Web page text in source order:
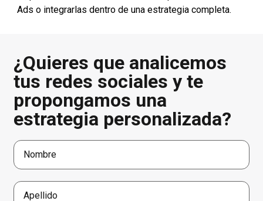
Ads o integrarlas dentro de una estrategia completa.
¿Quieres que analicemos
tus redes sociales y te
propongamos una
estrategia personalizada?